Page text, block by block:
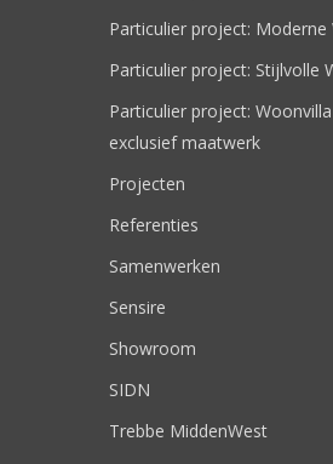
Particulier project: Moderne
Particulier project: Stijlvolle
Particulier project:
exclusief maatwerk
Projecten
Referenties
Samenwerken
Sensire
Showroom
SIDN
Trebbe MiddenWest